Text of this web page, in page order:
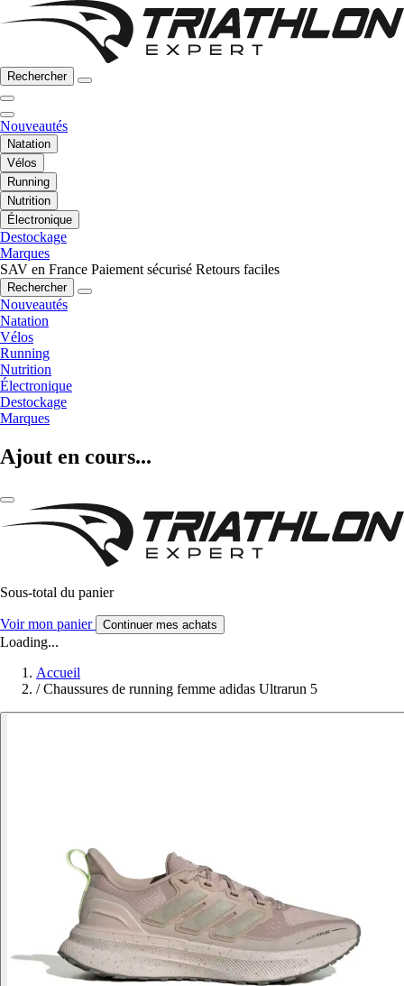
Rechercher
Nouveautés
Natation
Vélos
Running
Nutrition
Électronique
Destockage
Marques
SAV en France Paiement sécurisé Retours faciles
Rechercher
Nouveautés
Natation
Vélos
Running
Nutrition
Électronique
Destockage
Marques
Ajout en cours...
Sous-total du panier
Voir mon panier Continuer mes achats
Loading...
Accueil
/ Chaussures de running femme adidas Ultrarun 5